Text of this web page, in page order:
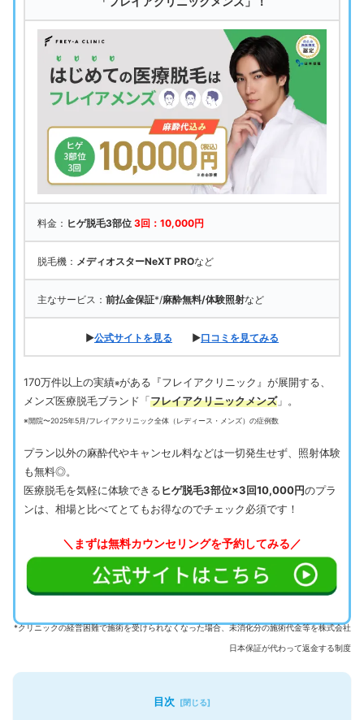
料金： ヒゲ脱毛3部位 3回：10,000円
脱毛機： メディオスターNeXT PROなど
主なサービス： 前払金保証*/麻酔無料/体験照射など
▶公式サイトを見る ▶口コミを見てみる
170万件以上の実績※がある『フレイアクリニック』が展開する、
メンズ医療脱毛ブランド「フレイアクリニックメンズ」。
※開院〜2025年5月/フレイアクリニック全体（レディース・メンズ）の症例数
プラン以外の麻酔代やキャンセル料などは一切発生せず、照射体験
も無料◎。
医療脱毛を気軽に体験できるヒゲ脱毛3部位×3回10,000円のプラ
ンは、相場と比べてとてもお得なのでチェック必須です！
＼まずは無料カウンセリングを予約してみる／
*クリニックの経営困難で施術を受けられなくなった場合、未消化分の施術代金等を株式会社
日本保証が代わって返金する制度
目次